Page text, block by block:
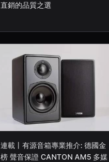
直銷的品質之選
連載丨有源音箱專業推介: 德國金
榜 聲音保證 CANTON AM5 多媒